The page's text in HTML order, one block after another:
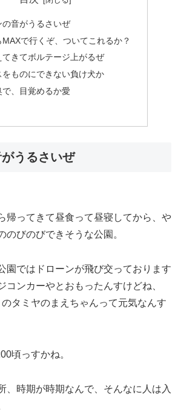
の音がうるさいぜ
で行くぞ、ついてこれるか？
てきてボルテージ上がるぜ
をものにできない負け犬か
で、目覚めるか愛
がうるさいぜ
帰ってきて昼食って昼寝してから、や
のびのびできそうな公園。
園ではドローンが飛び交っております
コンカーやとおもったんすけどね、
タミヤのまえちゃんって元気なんす
頃っすかね。
、時期が時期なんで、そんなに人は入